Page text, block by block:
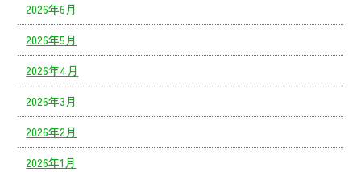
2026年6月
2026年5月
2026年4月
2026年3月
2026年2月
2026年1月